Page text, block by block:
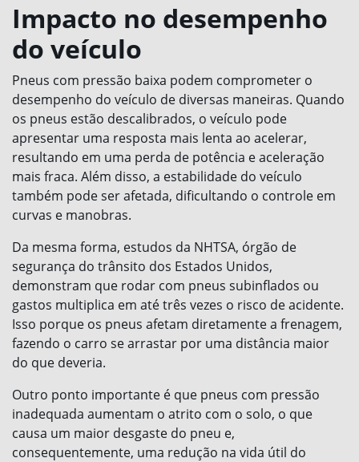
Impacto no desempenho
do veículo
Pneus com pressão baixa podem comprometer o
desempenho do veículo de diversas maneiras. Quando
os pneus estão descalibrados, o veículo pode
apresentar uma resposta mais lenta ao acelerar,
resultando em uma perda de potência e aceleração
mais fraca. Além disso, a estabilidade do veículo
também pode ser afetada, dificultando o controle em
curvas e manobras.
Da mesma forma, estudos da NHTSA, órgão de
segurança do trânsito dos Estados Unidos,
demonstram que rodar com pneus subinflados ou
gastos multiplica em até três vezes o risco de acidente.
Isso porque os pneus afetam diretamente a frenagem,
fazendo o carro se arrastar por uma distância maior
do que deveria.
Outro ponto importante é que pneus com pressão
inadequada aumentam o atrito com o solo, o que
causa um maior desgaste do pneu e,
consequentemente, uma redução na vida útil do